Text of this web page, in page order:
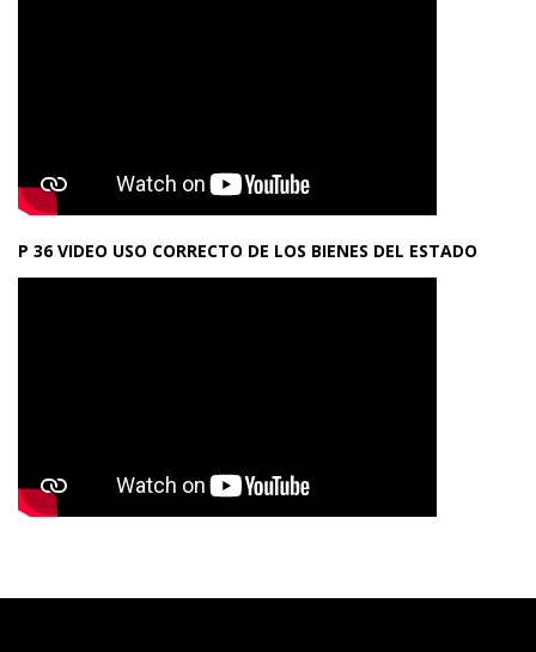
P 36 VIDEO USO CORRECTO DE LOS BIENES DEL ESTADO